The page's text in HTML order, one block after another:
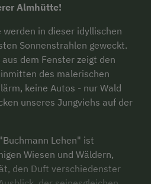
Almhütte!
werden in dieser idyllischen
Sonnenstrahlen geweckt.
dem Fenster zeigt den
des malerischen
keine Autos - nur Wald
unseres Jungviehs auf der
Lehen" ist
Wiesen und Wäldern,
den Duft verschiedenster